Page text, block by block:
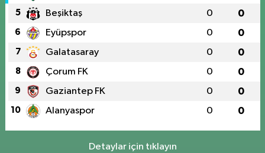
5 Beşiktaş 0 0
6 Eyüpspor 0 0
7 Galatasaray 0 0
8 Çorum FK 0 0
9 Gaziantep FK 0 0
10 Alanyaspor 0 0
Detaylar için tıklayın